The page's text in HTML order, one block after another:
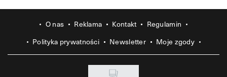
O nas Reklama Kontakt
Regulamin
Polityka prywatności
Newsletter Moje zgody